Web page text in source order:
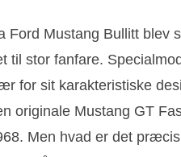
Ford Mustang Bullitt blev
til stor fanfare.
for sit karakteristiske
originale Mustang GT
Men hvad er det